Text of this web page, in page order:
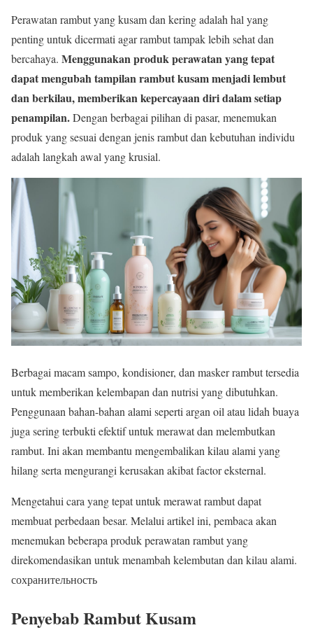
Perawatan rambut yang kusam dan kering adalah hal yang
penting untuk dicermati agar rambut tampak lebih sehat dan
bercahaya. Menggunakan produk perawatan yang tepat
dapat mengubah tampilan rambut kusam menjadi lembut
dan berkilau, memberikan kepercayaan diri dalam setiap
penampilan.Dengan berbagai pilihan di pasar, menemukan
produk yang sesuai dengan jenis rambut dan kebutuhan individu
adalah langkah awal yang krusial.
Berbagai macam sampo, kondisioner, dan masker rambut tersedia
untuk memberikan kelembapan dan nutrisi yang dibutuhkan.
Penggunaan bahan-bahan alami seperti argan oil atau lidah buaya
juga sering terbukti efektif untuk merawat dan melembutkan
rambut. Ini akan membantu mengembalikan kilau alami yang
hilang serta mengurangi kerusakan akibat factor eksternal.
Mengetahui cara yang tepat untuk merawat rambut dapat
membuat perbedaan besar. Melalui artikel ini, pembaca akan
menemukan beberapa produk perawatan rambut yang
direkomendasikan untuk menambah kelembutan dan kilau alami.
сохранительность
Penyebab Rambut Kusam